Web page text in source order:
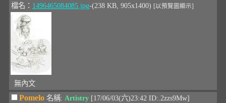
檔名： 1496465084085.jpg-(238 KB, 905x1400) [以預覽圖顯示]
無內文
Pomelo 名稱: Artistry [17/06/03(六)23:42 ID:.2zzs9Mw]